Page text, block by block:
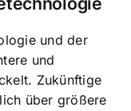
und der
und
Zukünftige
über größere